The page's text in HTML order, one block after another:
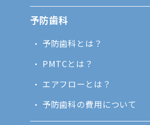
予防歯科
予防歯科とは？
PMTCとは？
エアフローとは？
予防歯科の費用について